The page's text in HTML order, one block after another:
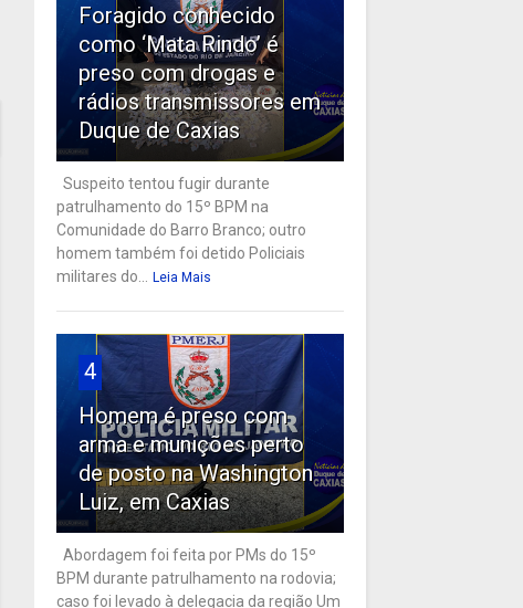
Foragido conhecido
como ‘Mata Rindo’ é
preso com drogas e
rádios transmissores em
Duque de Caxias
Suspeito tentou fugir durante
patrulhamento do 15º BPM na
Comunidade do Barro Branco; outro
homem também foi detido Policiais
militares do...
Leia Mais
4
Homem é preso com
arma e munições perto
de posto na Washington
Luiz, em Caxias
Abordagem foi feita por PMs do 15º
BPM durante patrulhamento na rodovia;
caso foi levado à delegacia da região Um